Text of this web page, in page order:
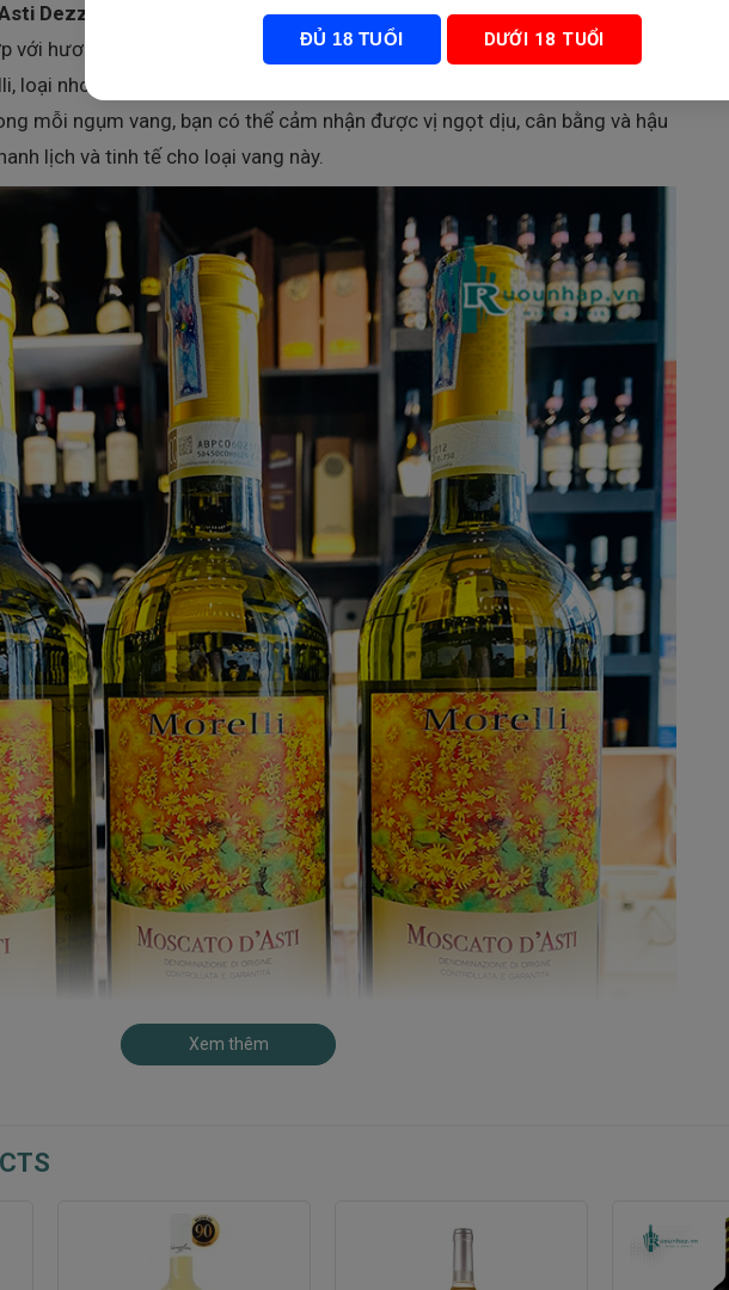
Dezzani DOCG
tạo ấn tượng mạnh mẽ với người thưởng thức bởi màu
với hương thơm đặc trưng của nho Moscato. Được làm từ 100% nho
loại nho vang này mang đến hương vị đậm đà của mật ong, cây xô thơm
mỗi ngụm vang, bạn có thể cảm nhận được vị ngọt dịu, cân bằng và hậu
lịch và tinh tế cho loại vang này.
Xem thêm
ĐỦ 18 TUỔI DƯỚI 18 TUỔI